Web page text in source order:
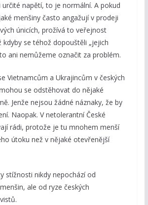
určité napětí, to je normální. A pokud
menšiny často angažují v prodeji
únicích, prožívá to veřejnost
kdyby se téhož dopouštěli „jejich
ani nemůžeme označit za problém.
Vietnamcům a Ukrajincům v českých
se odstěhovat do nějaké
Jenže nejsou žádné náznaky, že by
Naopak. V netolerantní České
rádi, protože je tu mnohem menší
útoku než v nějaké otevřenější
stížnosti nikdy nepochází od
ale od ryze českých